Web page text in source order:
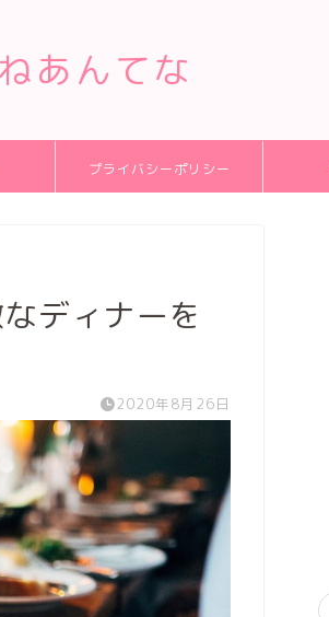
あんてな
プライバシーポリシー
ディナーを
2020年8月26日